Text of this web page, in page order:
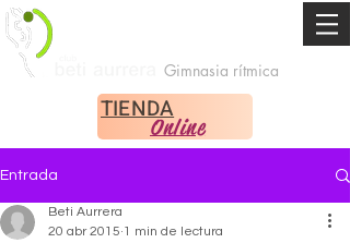
Gimnasia rítmica
Online
TIENDA
Entrada
Beti Aurrera
20 abr 2015 1 min de lectura